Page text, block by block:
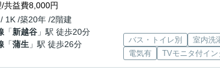
共益費8,000円
1K /築20年 /2階建
「新越谷 」駅 徒歩20分
「蒲生 」駅 徒歩26分 バス・トイレ別 室内洗
電気有
TVモニタ付イン